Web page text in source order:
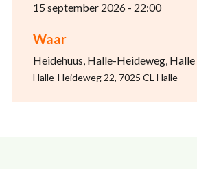
15 september 2026 - 22:00
Waar
Heidehuus, Halle-Heideweg, Halle
Halle-Heideweg 22, 7025 CL Halle